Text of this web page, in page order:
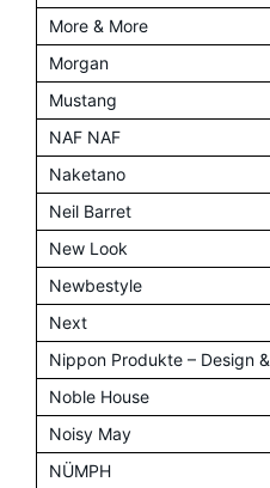
More & More
Morgan
Mustang
NAF NAF
Naketano
Neil Barret
New Look
Newbestyle
Next
Nippon Produkte – Design
Noble House
Noisy May
NÜMPH